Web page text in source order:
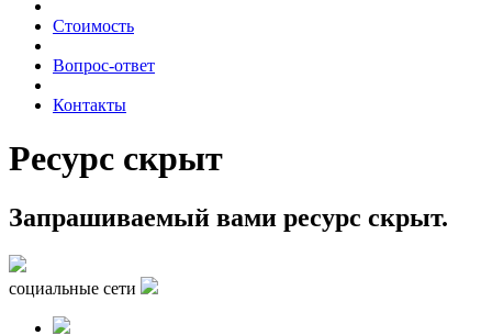
Стоимость
Вопрос-ответ
Контакты
Ресурс скрыт
Запрашиваемый вами ресурс скрыт.
социальные сети